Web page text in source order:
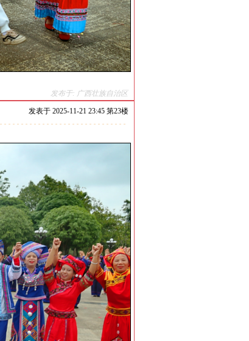
发布于: 广西壮族自治区
发表于 2025-11-21 23:45 第23楼